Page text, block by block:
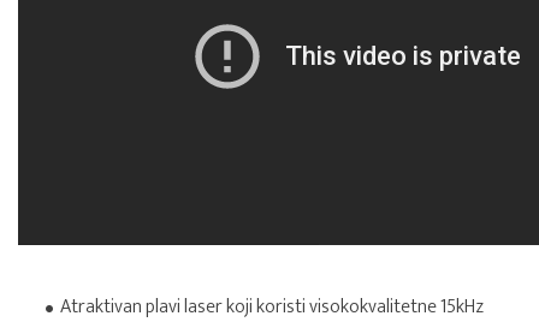
Atraktivan plavi laser koji koristi visokokvalitetne 15kHz